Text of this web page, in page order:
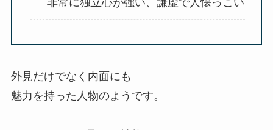
非常に独立心が強い、謙虚で人懐っこい
外見だけでなく内面にも
魅力を持った人物のようです。